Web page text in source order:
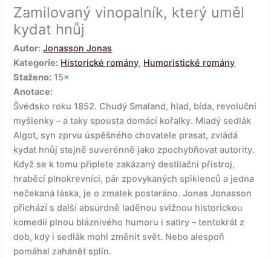
Zamilovaný vinopalník, který uměl
kydat hnůj
Autor: Jonasson Jonas
Kategorie: Historické romány, Humoristické romány
Staženo: 15×
Anotace:
Švédsko roku 1852. Chudý Smaland, hlad, bída, revoluční
myšlenky – a taky spousta domácí kořalky. Mladý sedlák
Algot, syn zprvu úspěšného chovatele prasat, zvládá
kydat hnůj stejně suverénně jako zpochybňovat autority.
Když se k tomu připlete zakázaný destilační přístroj,
hraběcí plnokrevníci, pár zpovykaných spiklenců a jedna
nečekaná láska, je o zmatek postaráno. Jonas Jonasson
přichází s další absurdně laděnou svižnou historickou
komedií plnou bláznivého humoru i satiry – tentokrát z
dob, kdy i sedlák mohl změnit svět. Nebo alespoň
pomáhal zahánět splín.